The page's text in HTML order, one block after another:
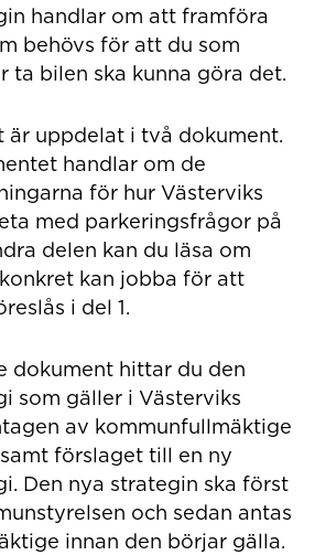
handlar om att framföra
behövs för att du som
ta bilen ska kunna göra det.
är uppdelat i två dokument.
handlar om de
för hur Västerviks
med parkeringsfrågor på
delen kan du läsa om
kan jobba för att
i del 1.
dokument hittar du den
som gäller i Västerviks
av kommunfullmäktige
samt förslaget till en ny
Den nya strategin ska först
och sedan antas
innan den börjar gälla.